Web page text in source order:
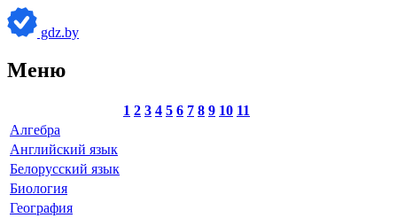
gdz.by
Меню
1 2 3 4 5 6 7 8 9 10 11
Алгебра
Английский язык
Белорусский язык
Биология
География